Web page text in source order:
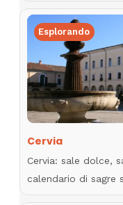
Esplorando
Cervia
Cervia: sale dolce,
calendario di sagre